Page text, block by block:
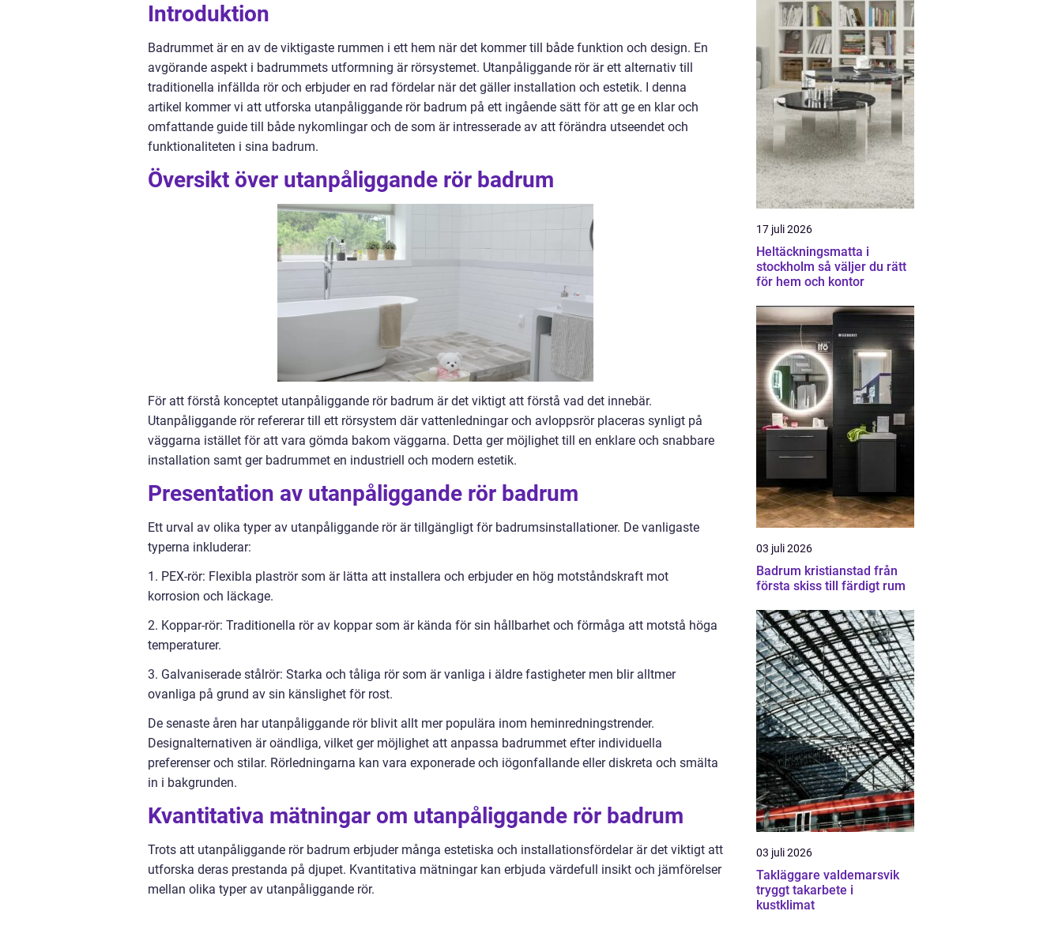
Introduktion
Badrummet är en av de viktigaste rummen i ett hem när det kommer till både funktion och design. En
avgörande aspekt i badrummets utformning är rörsystemet. Utanpåliggande rör är ett alternativ till
traditionella infällda rör och erbjuder en rad fördelar när det gäller installation och estetik. I denna
artikel kommer vi att utforska utanpåliggande rör badrum på ett ingående sätt för att ge en klar och
omfattande guide till både nykomlingar och de som är intresserade av att förändra utseendet och
funktionaliteten i sina badrum.
Översikt över utanpåliggande rör badrum
För att förstå konceptet utanpåliggande rör badrum är det viktigt att förstå vad det innebär.
Utanpåliggande rör refererar till ett rörsystem där vattenledningar och avloppsrör placeras synligt på
väggarna istället för att vara gömda bakom väggarna. Detta ger möjlighet till en enklare och snabbare
installation samt ger badrummet en industriell och modern estetik.
Presentation av utanpåliggande rör badrum
Ett urval av olika typer av utanpåliggande rör är tillgängligt för badrumsinstallationer. De vanligaste
typerna inkluderar:
1. PEX-rör: Flexibla plaströr som är lätta att installera och erbjuder en hög motståndskraft mot
korrosion och läckage.
2. Koppar-rör: Traditionella rör av koppar som är kända för sin hållbarhet och förmåga att motstå höga
temperaturer.
3. Galvaniserade stålrör: Starka och tåliga rör som är vanliga i äldre fastigheter men blir alltmer
ovanliga på grund av sin känslighet för rost.
De senaste åren har utanpåliggande rör blivit allt mer populära inom heminredningstrender.
Designalternativen är oändliga, vilket ger möjlighet att anpassa badrummet efter individuella
preferenser och stilar. Rörledningarna kan vara exponerade och iögonfallande eller diskreta och smälta
in i bakgrunden.
Kvantitativa mätningar om utanpåliggande rör badrum
Trots att utanpåliggande rör badrum erbjuder många estetiska och installationsfördelar är det viktigt att
utforska deras prestanda på djupet. Kvantitativa mätningar kan erbjuda värdefull insikt och jämförelser
mellan olika typer av utanpåliggande rör.
17 juli 2026
Heltäckningsmatta i
stockholm så väljer du rätt
för hem och kontor
03 juli 2026
Badrum kristianstad från
första skiss till färdigt rum
03 juli 2026
Takläggare valdemarsvik
tryggt takarbete i
kustklimat